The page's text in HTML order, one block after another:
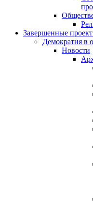
Завершенные
Демократия в
Новости